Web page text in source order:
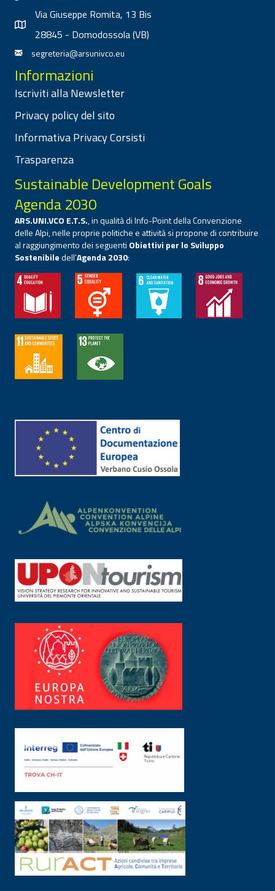
Via Giuseppe Romita, 13 Bis
28845 - Domodossola (VB)
segreteria@arsunivco.eu
Informazioni
Iscriviti alla Newsletter
Privacy policy del sito
Informativa Privacy Corsisti
Trasparenza
Sustainable Development Goals
Agenda 2030
ARS.UNI.VCO E.T.S., in qualità di Info-Point della Convenzione
delle Alpi, nelle proprie politiche e attività si propone di contribuire
al raggiungimento dei seguenti Obiettivi per lo Sviluppo
Sostenibiledell’Agenda 2030: